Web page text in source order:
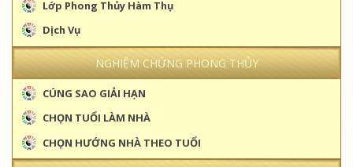
Lớp Phong Thủy Hàm Thụ
Dịch Vụ
NGHIỆM CHỨNG PHONG THỦY
CÚNG SAO GIẢI HẠN
CHỌN TUỔI LÀM NHÀ
CHỌN HƯỚNG NHÀ THEO TUỔI